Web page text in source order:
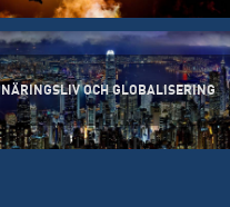
NÄRINGSLIV OCH GLOBALISERING